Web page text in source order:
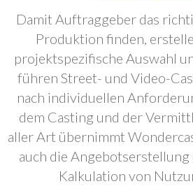
Damit Auftraggeber das
Produktion finden,
projektspezifische Auswahl
führen Street- und Video-
nach individuellen
dem Casting und der
aller Art übernimmt
auch die
Kalkulation von